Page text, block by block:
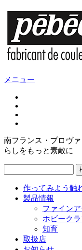
メニュー
南フランス・プロヴ
らしをもっと素敵に
作ってみよう 触
製品情報
ファインア
ホビークラ
知育
取扱店